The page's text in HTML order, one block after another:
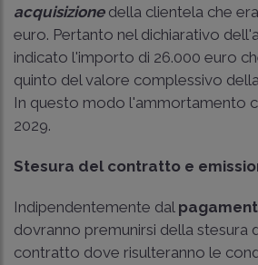
acquisizionedella clientela che
euro. Pertanto nel dichiarativo
indicato l'importo di 26.000 euro
quinto del valore complessivo
In questo modo l'ammortamento
2029.
Stesura del contratto e
Indipendentemente dal
dovranno premunirsi della stesura
contratto dove risulteranno le